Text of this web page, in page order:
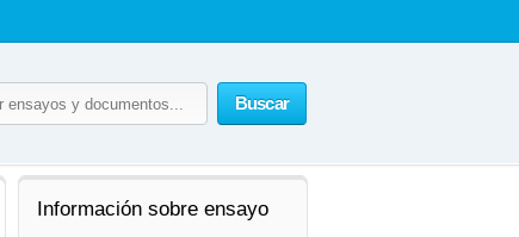
Buscar
Información sobre ensayo